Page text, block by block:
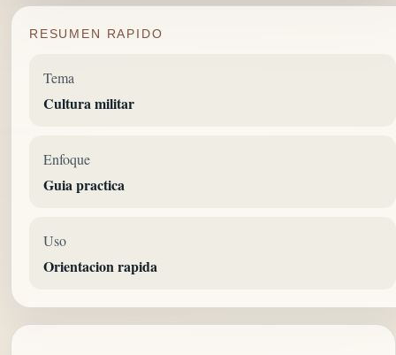
RESUMEN RAPIDO
Tema
Cultura militar
Enfoque
Guia practica
Uso
Orientacion rapida